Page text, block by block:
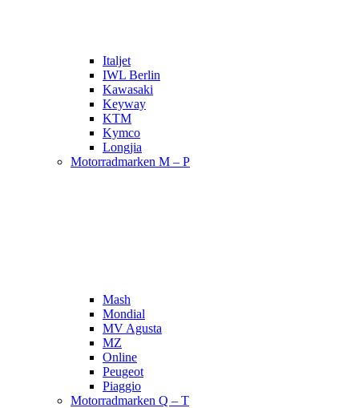
Italjet
IWL Berlin
Kawasaki
Keyway
KTM
Kymco
Longjia
Motorradmarken M – P
Mash
Mondial
MV Agusta
MZ
Online
Peugeot
Piaggio
Motorradmarken Q – T